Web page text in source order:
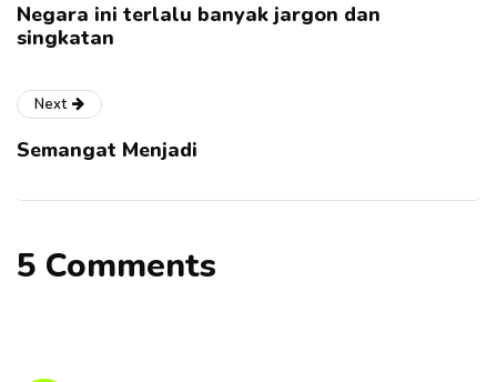
Negara ini terlalu banyak jargon dan
singkatan
Next
Semangat Menjadi
5 Comments